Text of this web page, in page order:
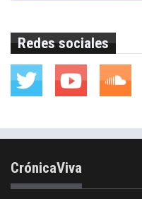
Redes sociales
CrónicaViva